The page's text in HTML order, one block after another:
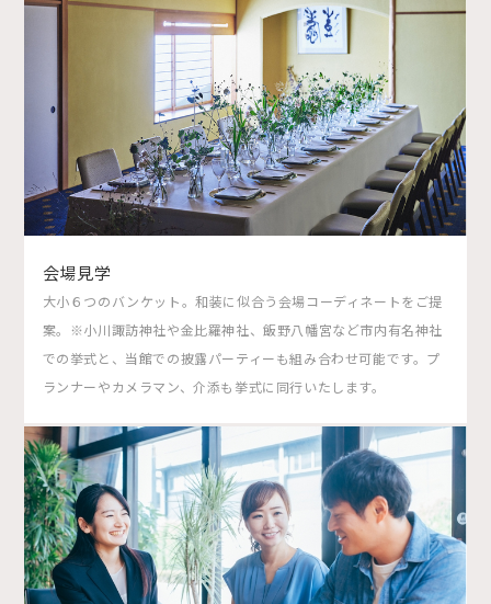
会場見学
大小６つのバンケット。和装に似合う会場コーディネートをご提
案。※小川諏訪神社や金比羅神社、飯野八幡宮など市内有名神社
での挙式と、当館での披露パーティーも組み合わせ可能です。プ
ランナーやカメラマン、介添も挙式に同行いたします。